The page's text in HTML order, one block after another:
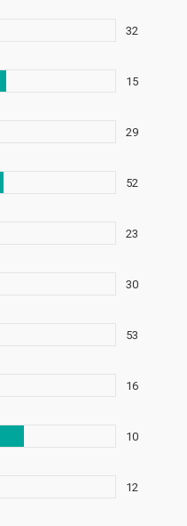
32
15
29
52
23
30
53
16
10
12